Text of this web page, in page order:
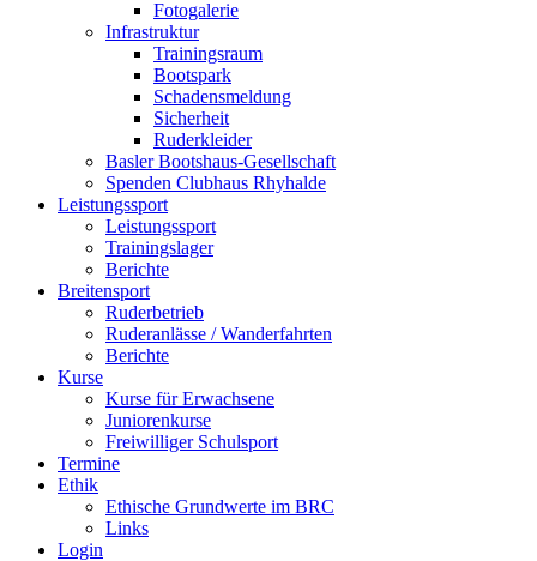
Fotogalerie
Infrastruktur
Trainingsraum
Bootspark
Schadensmeldung
Sicherheit
Ruderkleider
Basler Bootshaus-Gesellschaft
Spenden Clubhaus Rhyhalde
Leistungssport
Leistungssport
Trainingslager
Berichte
Breitensport
Ruderbetrieb
Ruderanlässe / Wanderfahrten
Berichte
Kurse
Kurse für Erwachsene
Juniorenkurse
Freiwilliger Schulsport
Termine
Ethik
Ethische Grundwerte im BRC
Links
Login